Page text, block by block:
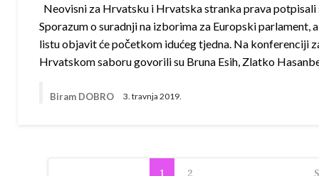
Neovisni za Hrvatsku i Hrvatska stranka prava potpisali
Sporazum o suradnji na izborima za Europski parlament,
listu objavit će početkom idućeg tjedna. Na konferenciji
Hrvatskom saboru govorili su Bruna Esih, Zlatko
Biram DOBRO 3. travnja 2019.
Navigacija